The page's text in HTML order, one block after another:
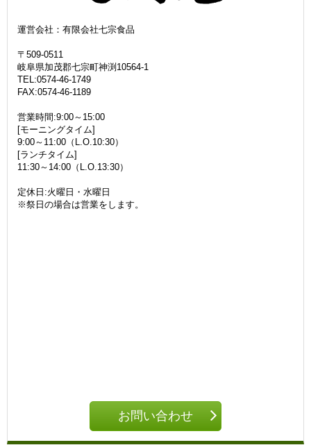
運営会社：有限会社七宗食品
〒509-0511
岐阜県加茂郡七宗町神渕10564-1
TEL:0574-46-1749
FAX:0574-46-1189
営業時間:9:00～15:00
[モーニングタイム]
9:00～11:00（L.O.10:30）
[ランチタイム]
11:30～14:00（L.O.13:30）
定休日:火曜日・水曜日
※祭日の場合は営業をします。
お問い合わせ